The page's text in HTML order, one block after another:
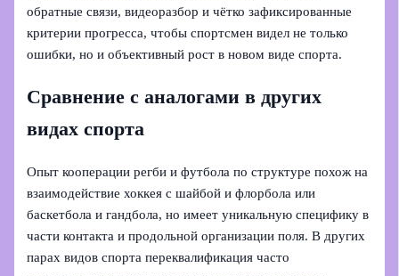
обратные связи, видеоразбор и чётко зафиксированные
критерии прогресса, чтобы спортсмен видел не только
ошибки, но и объективный рост в новом виде спорта.
Сравнение с аналогами в других
видах спорта
Опыт кооперации регби и футбола по структуре похож на
взаимодействие хоккея с шайбой и флорбола или
баскетбола и гандбола, но имеет уникальную специфику в
части контакта и продольной организации поля. В других
парах видов спорта переквалификация часто